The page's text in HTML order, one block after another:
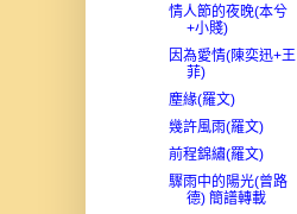
情人節的夜晚(本兮
+小賤)
因為愛情(陳奕迅+王
菲)
塵緣(羅文)
幾許風雨(羅文)
前程錦繡(羅文)
驟雨中的陽光(曾路
德) 簡譜轉載